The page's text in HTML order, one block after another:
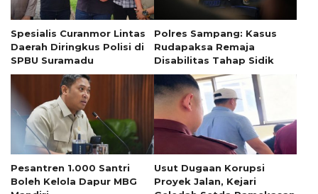
Spesialis Curanmor Lintas
Daerah Diringkus Polisi di
SPBU Suramadu
Polres Sampang: Kasus
Rudapaksa Remaja
Disabilitas Tahap Sidik
Pesantren 1.000 Santri
Boleh Kelola Dapur MBG
Usut Dugaan Korupsi
Proyek Jalan, Kejari